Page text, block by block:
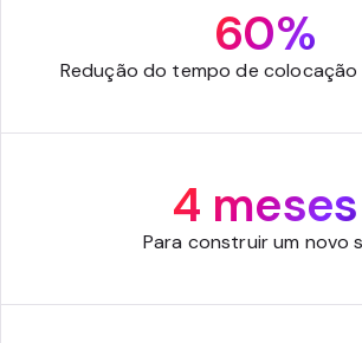
60%
Redução do tempo de
4 meses
Para construir um novo